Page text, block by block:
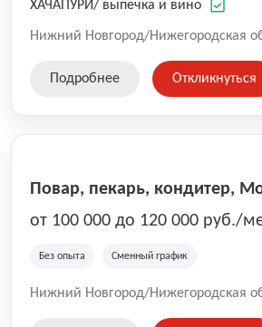
ХАЧАПУРИ/ выпечка и вино
Нижний Новгород/Нижегородская
Подробнее Откликнуться
Повар, пекарь, кондитер,
от 100 000 до 120 000 руб./
Без опыта Сменный график
Нижний Новгород/Нижегородская